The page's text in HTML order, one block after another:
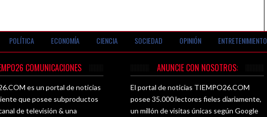
POLÍTICA ECONOMÍA CIENCIA SOCIEDAD OPINIÓN ENTRETENIMIENTO
COMUNICACIONES
es un portal de noticias
que posee subproductos
de televisión & una
ANUNCIE CON NOSOTROS:
El portal de noticias TIEMPO26.COM
posee 35.000 lectores fieles diariamente,
un millón de visitas únicas según Google